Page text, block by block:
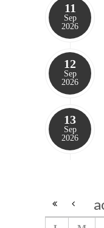
11
Sep
2026
12
Sep
2026
13
Sep
2026